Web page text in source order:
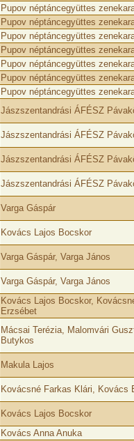
Pupov néptáncegyüttes
Pupov néptáncegyüttes
Pupov néptáncegyüttes
Pupov néptáncegyüttes
Pupov néptáncegyüttes
Pupov néptáncegyüttes
Pupov néptáncegyüttes
Jászszentandrási ÁFÉSZ
Jászszentandrási ÁFÉSZ
Jászszentandrási ÁFÉSZ
Jászszentandrási ÁFÉSZ
Varga Gáspár
Kovács Lajos Bocskor
Varga Gáspár, Varga János
Varga Gáspár, Varga János
Kovács Lajos Bocskor,
Erzsébet
Mácsai Terézia, Malomvári
Butykos
Makula Lajos
Kovácsné Farkas Klári, Kovács
Kovács Lajos Bocskor
Kovács Anna Anuka